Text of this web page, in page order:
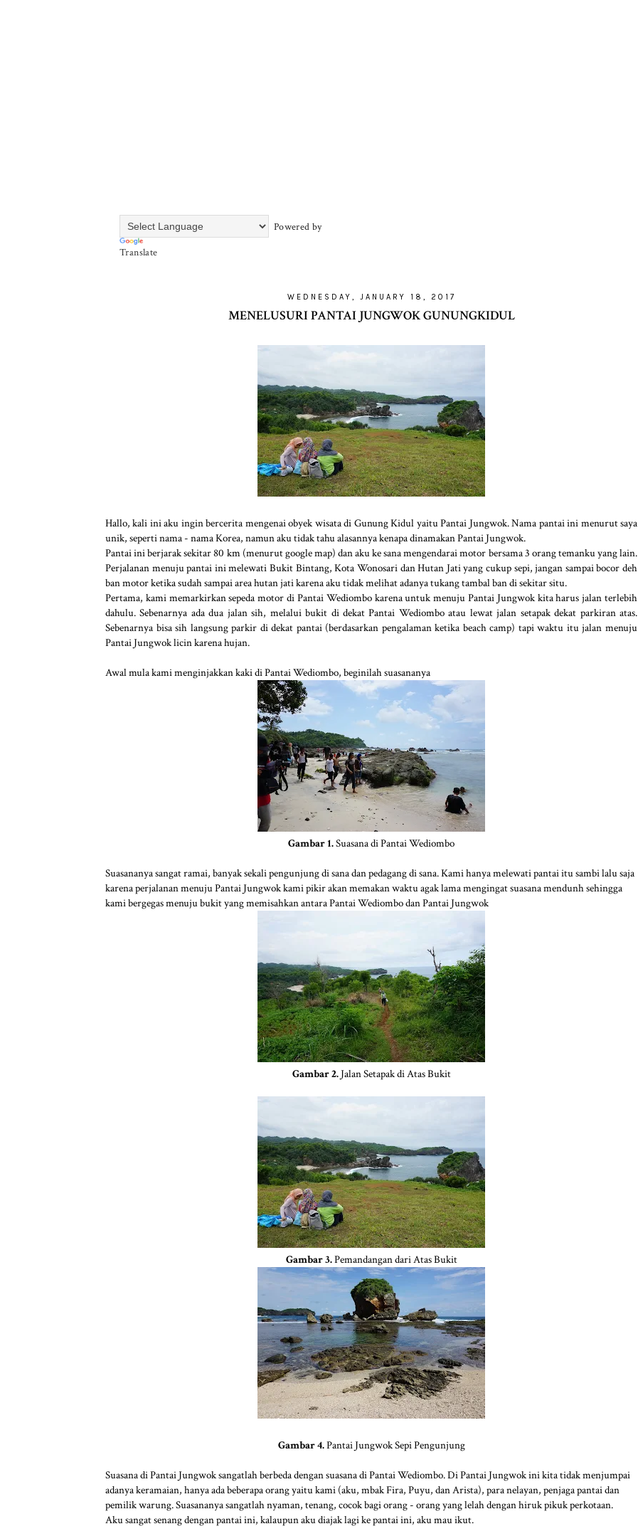
Powered by
Translate
WEDNESDAY, JANUARY 18, 2017
MENELUSURI PANTAI JUNGWOK GUNUNGKIDUL
Hallo, kali ini aku ingin bercerita mengenai obyek wisata di Gunung Kidul yaitu Pantai Jungwok. Nama pantai ini menurut saya
unik, seperti nama - nama Korea, namun aku tidak tahu alasannya kenapa dinamakan Pantai Jungwok.
Pantai ini berjarak sekitar 80 km (menurut google map) dan aku ke sana mengendarai motor bersama 3 orang temanku yang lain.
Perjalanan menuju pantai ini melewati Bukit Bintang, Kota Wonosari dan Hutan Jati yang cukup sepi, jangan sampai bocor deh
ban motor ketika sudah sampai area hutan jati karena aku tidak melihat adanya tukang tambal ban di sekitar situ.
Pertama, kami memarkirkan sepeda motor di Pantai Wediombo karena untuk menuju Pantai Jungwok kita harus jalan terlebih
dahulu. Sebenarnya ada dua jalan sih, melalui bukit di dekat Pantai Wediombo atau lewat jalan setapak dekat parkiran atas.
Sebenarnya bisa sih langsung parkir di dekat pantai (berdasarkan pengalaman ketika beach camp) tapi waktu itu jalan menuju
Pantai Jungwok licin karena hujan.
Awal mula kami menginjakkan kaki di Pantai Wediombo, beginilah suasananya
Gambar 1.Suasana di Pantai Wediombo
Suasananya sangat ramai, banyak sekali pengunjung di sana dan pedagang di sana. Kami hanya melewati pantai itu sambi lalu saja
karena perjalanan menuju Pantai Jungwok kami pikir akan memakan waktu agak lama mengingat suasana mendunh sehingga
kami bergegas menuju bukit yang memisahkan antara Pantai Wediombo dan Pantai Jungwok
Gambar 2. Jalan Setapak di Atas Bukit
Gambar 3.Pemandangan dari Atas Bukit
Gambar 4.Pantai Jungwok Sepi Pengunjung
Suasana di Pantai Jungwok sangatlah berbeda dengan suasana di Pantai Wediombo. Di Pantai Jungwok ini kita tidak menjumpai
adanya keramaian, hanya ada beberapa orang yaitu kami (aku, mbak Fira, Puyu, dan Arista), para nelayan, penjaga pantai dan
pemilik warung. Suasananya sangatlah nyaman, tenang, cocok bagi orang - orang yang lelah dengan hiruk pikuk perkotaan.
Aku sangat senang dengan pantai ini, kalaupun aku diajak lagi ke pantai ini, aku mau ikut.